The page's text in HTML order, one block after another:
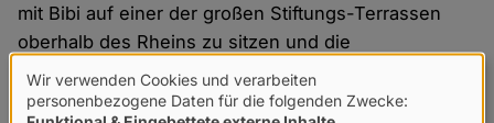
mit Bibi auf einer der großen Stiftungs-Terrassen
oberhalb des Rheins zu sitzen und die
vorbeifahrenden Schiffe zu beobachten. Mit großer
Freude nahm er auch die Weiterentwicklung der
Verwendung
Wir verwenden Cookies und verarbeiten
personenbezogene Daten für die folgenden Zwecke: